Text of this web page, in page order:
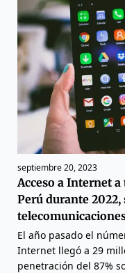
septiembre 20, 2023
Acceso a Internet
Perú durante 2022,
El año pasado el
Internet llegó a 29
penetración del 87%